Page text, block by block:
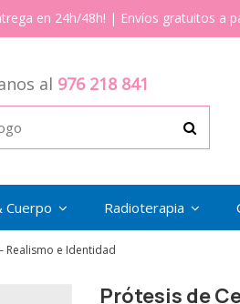
en 24h/48h! | Envíos gratuitos a
al 976 218 841
Cuerpo Radioterapia
Realismo e Identidad
Prótesis de